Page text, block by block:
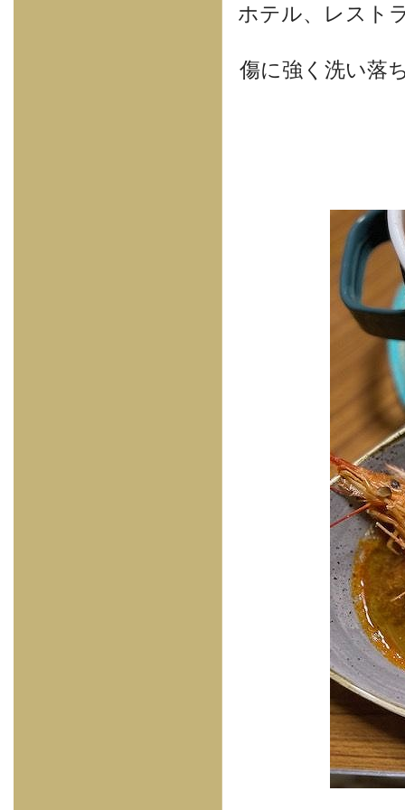
ホテル、レスト
傷に強く洗い落